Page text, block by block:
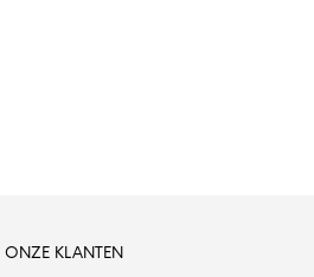
ONZE KLANTEN